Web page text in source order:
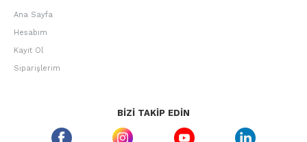
Ana Sayfa
Hesabım
Kayıt Ol
Siparişlerim
BIZI TAKIP EDIN